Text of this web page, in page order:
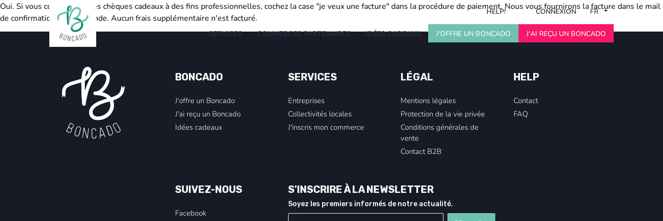
HELP! CONNEXION FR
SERVICES COMMERCES PARTENAIRES IDÉES CADEAUX J'OFFRE UN BONCADO J'AI REÇU UN BONCADO
Oui. Si vous commandez des chèques cadeaux à des fins professionnelles, cochez la case "je veux une facture" dans la procédure de paiement. Nous vous fournirons la facture dans le mail
de confirmation de commande. Aucun frais supplémentaire n'est facturé.
BONCADO
J'offre un Boncado
J'ai reçu un Boncado
Idées cadeaux
SERVICES
Entreprises
Collectivités locales
J'inscris mon commerce
LÉGAL
Mentions légales
Protection de la vie privée
Conditions générales de
vente
Contact B2B
HELP
Contact
FAQ
SUIVEZ-NOUS
Facebook
S'INSCRIRE À LA NEWSLETTER
Soyez les premiers informés de notre actualité.